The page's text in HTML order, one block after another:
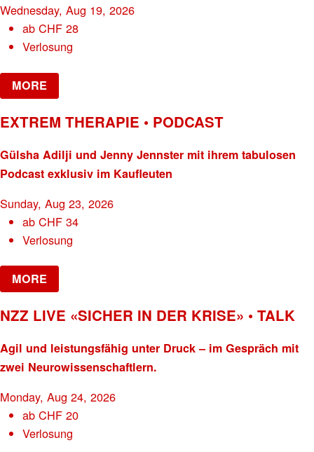
Wednesday, Aug 19, 2026
abCHF 28
Verlosung
MORE
EXTREM THERAPIE • PODCAST
Gülsha Adilji und Jenny Jennster mit ihrem tabulosen
Podcast exklusiv im Kaufleuten
Sunday, Aug 23, 2026
abCHF 34
Verlosung
MORE
NZZ LIVE «SICHER IN DER KRISE» • TALK
Agil und leistungsfähig unter Druck – im Gespräch mit
zwei Neurowissenschaftlern.
Monday, Aug 24, 2026
abCHF 20
Verlosung